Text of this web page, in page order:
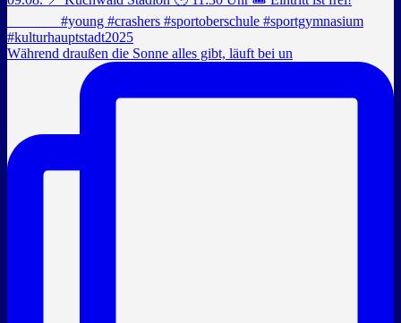
Während draußen die Sonne alles gibt, läuft bei un